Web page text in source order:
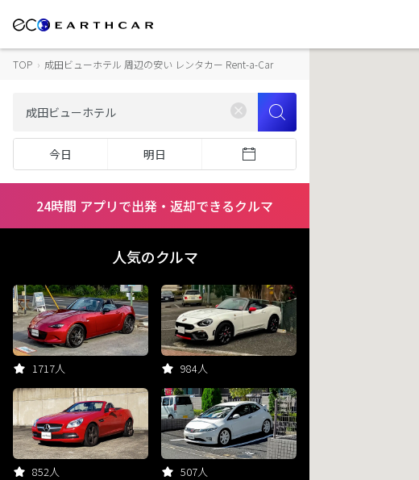
TOP › 成田ビューホテル 周辺の安い レンタカー Rent-a-Car
今日 明日
24時間 アプリで出発・返却できるクルマ
人気のクルマ
1717人 984人
852人 507人